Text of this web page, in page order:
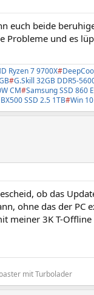
euch beide
Probleme und es
Ryzen 7 9700X#
#G.Skill 32GB DDR5-
CM#Samsung SSD 860
SSD 2.5 1TB#Win
ob das
ohne das der PC
meiner 3K T-
mit Turbolader